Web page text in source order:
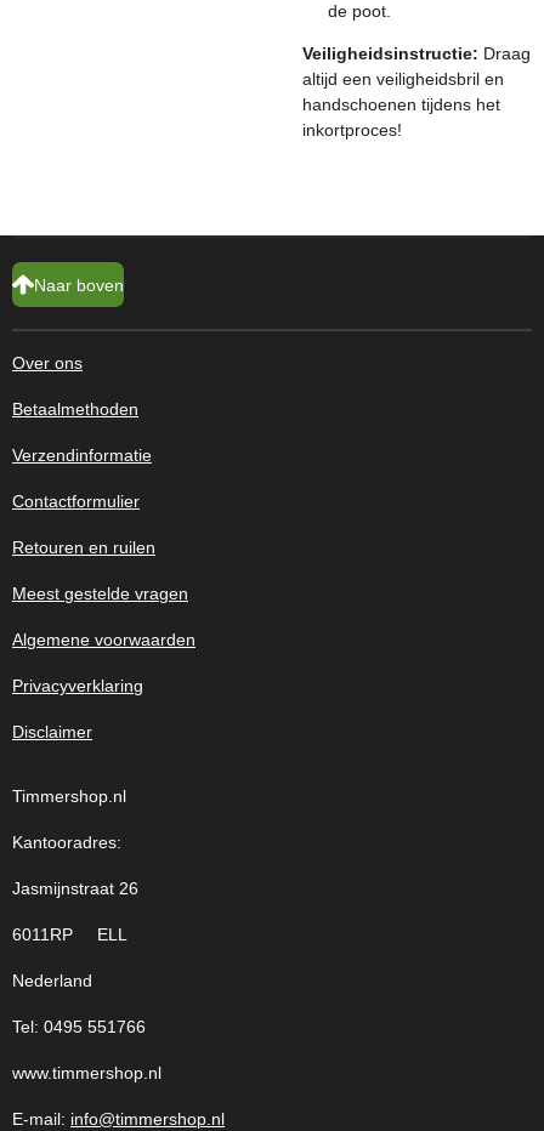
de poot.
Veiligheidsinstructie: Draag
altijd een veiligheidsbril en
handschoenen tijdens het
inkortproces!
Naar boven
Over ons
Betaalmethoden
Verzendinformatie
Contactformulier
Retouren en ruilen
Meest gestelde vragen
Algemene voorwaarden
Privacyverklaring
Disclaimer
Timmershop.nl
Kantooradres:
Jasmijnstraat 26
6011RP ELL
Nederland
Tel: 0495 551766
www.timmershop.nl
E-mail: info@timmershop.nl